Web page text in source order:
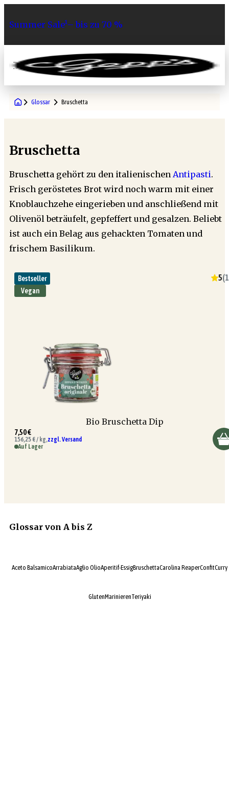
Summer Sale¹– bis zu 70 %
0
Glossar Bruschetta
Bruschetta
Bruschetta gehört zu den italienischen Antipasti.
Frisch geröstetes Brot wird noch warm mit einer
Knoblauchzehe eingerieben und anschließend mit
Olivenöl beträufelt, gepfeffert und gesalzen. Beliebt
ist auch ein Belag aus gehackten Tomaten und
frischem Basilikum.
Bestseller
Vegan
5(
Bio Bruschetta Dip
7,50 €
156,25 € / kg,zzgl. Versand
Auf Lager
Glossar von A bis Z
Aceto BalsamicoArrabiataAglio OlioAperitif-EssigBruschettaCarolina ReaperConfitCurry
GlutenMarinierenTeriyaki